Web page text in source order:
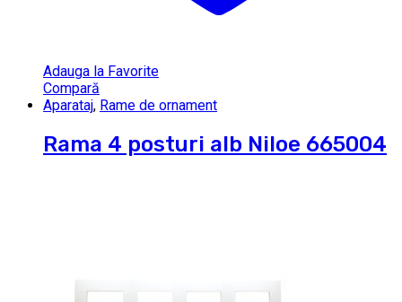
Adauga la Favorite
Compară
Aparataj, Rame de ornament
Rama 4 posturi alb Niloe 665004